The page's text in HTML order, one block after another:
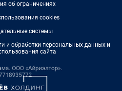
об ограничениях
cookies
системы
и обработки персональных данных и
сайта